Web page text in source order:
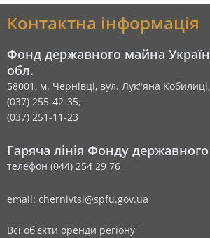
Контактна інформація
Фонд державного майна
обл.
58001, м. Чернівці, вул. Лук"яна
(037) 255-42-35,
(037) 251-11-23
Гаряча лінія Фонду
телефон (044) 254 29 76
email: chernivtsi@spfu.gov.ua
Всі об'єкти оренди регіону